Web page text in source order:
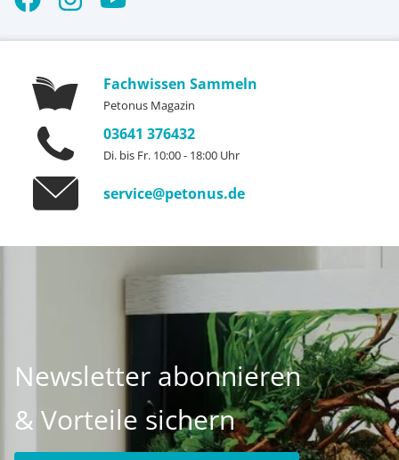
Fachwissen Sammeln
Petonus Magazin
03641 376432
Di. bis Fr. 10:00 - 18:00 Uhr
service@petonus.de
Newsletter abonnieren
& Vorteile sichern